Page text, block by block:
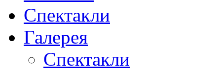
Спектакли
Галерея
Спектакли